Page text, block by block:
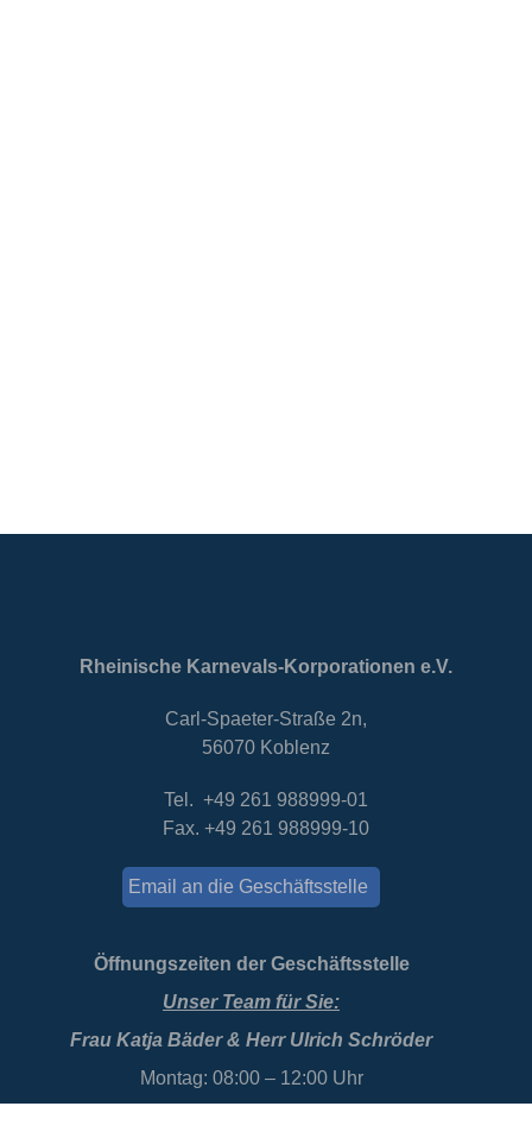
Rheinische Karnevals-Korporationen e.V.
Carl-Spaeter-Straße 2n,
56070 Koblenz
Tel. +49 261 988999-01
Fax. +49 261 988999-10
Email an die Geschäftsstelle
Öffnungszeiten der Geschäftsstelle
Unser Team für Sie:
Frau Katja Bäder & Herr Ulrich Schröder
Montag: 08:00 – 12:00 Uhr